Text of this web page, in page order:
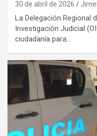
30 de abril de 2026
La Delegación Regional
Investigación Judicial
ciudadanía para…